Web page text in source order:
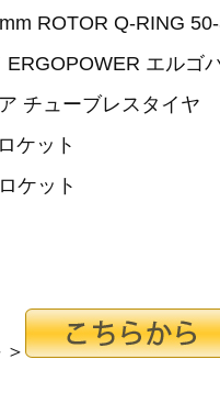
ROTOR Q-RING
エルゴ
チューブレスタイヤ
ケット
ケット